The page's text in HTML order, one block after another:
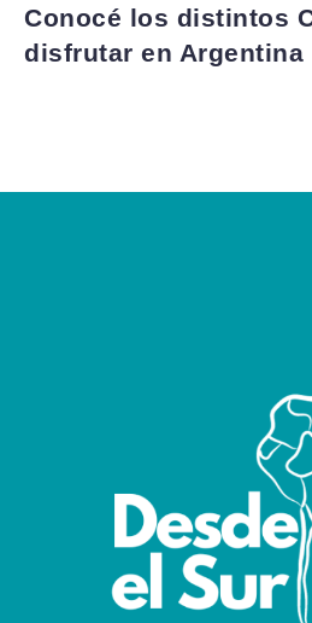
Conocé los distintos
disfrutar en Argentina